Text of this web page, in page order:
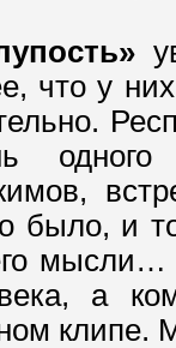
что у
одного
было, и
а
клипе.